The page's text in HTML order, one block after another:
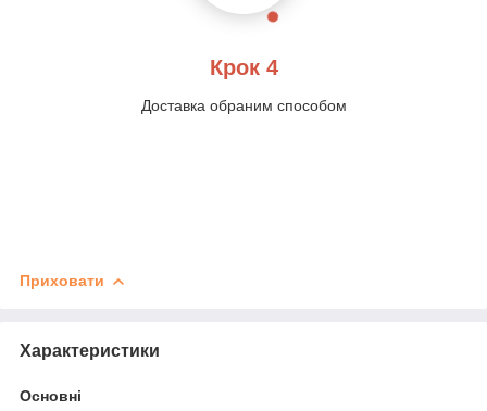
Крок 4
Доставка обраним способом
Приховати
Характеристики
Основні